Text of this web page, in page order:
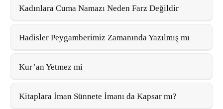
Kadınlara Cuma Namazı Neden Farz Değildir
Hadisler Peygamberimiz Zamanında Yazılmış mı
Kur’an Yetmez mi
Kitaplara İman Sünnete İmanı da Kapsar mı?